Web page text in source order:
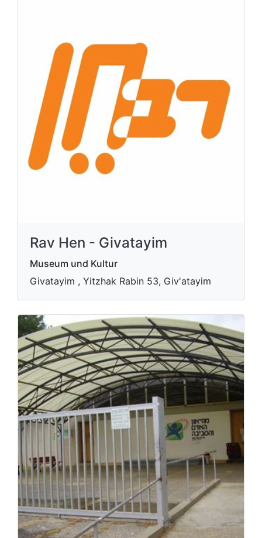
Rav Hen - Givatayim
Museum und Kultur
Givatayim , Yitzhak Rabin 53, Giv'atayim